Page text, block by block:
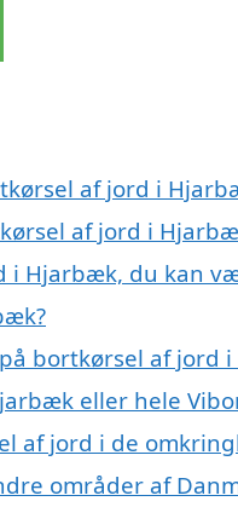
af jord i
af jord i
i Hjarbæk, du kan
bortkørsel af jord
eller hele
af jord i de
områder af